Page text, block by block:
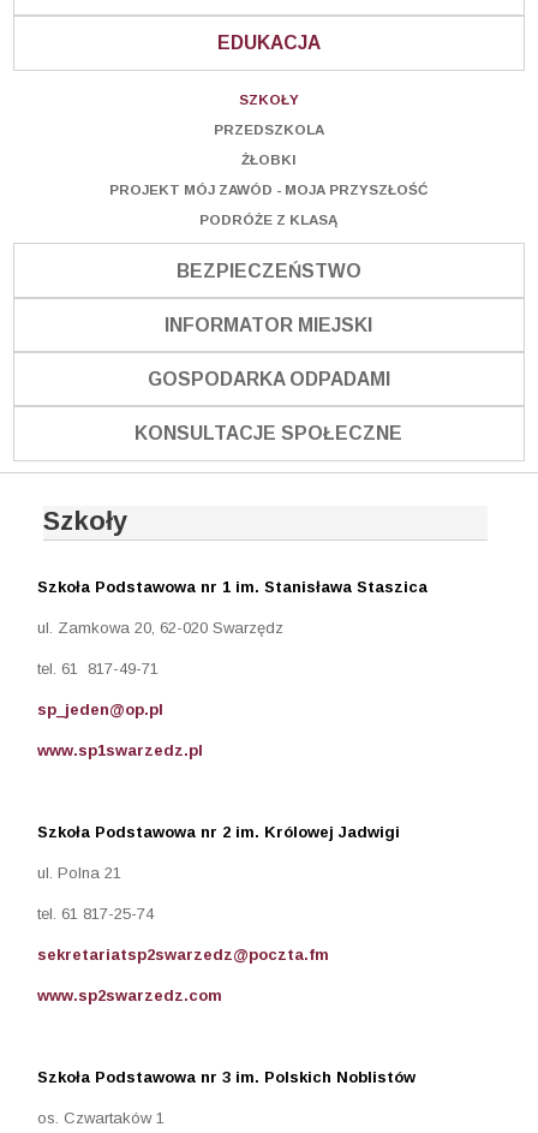
EDUKACJA
SZKOŁY
PRZEDSZKOLA
ŻŁOBKI
PROJEKT MÓJ ZAWÓD - MOJA PRZYSZŁOŚĆ
PODRÓŻE Z KLASĄ
BEZPIECZEŃSTWO
INFORMATOR MIEJSKI
GOSPODARKA ODPADAMI
KONSULTACJE SPOŁECZNE
Szkoły
Szkoła Podstawowa nr 1 im. Stanisława Staszica
ul. Zamkowa 20, 62-020 Swarzędz
tel. 61 817-49-71
sp_jeden@op.pl
www.sp1swarzedz.pl
Szkoła Podstawowa nr 2 im. Królowej Jadwigi
ul. Polna 21
tel. 61 817-25-74
sekretariatsp2swarzedz@poczta.fm
www.sp2swarzedz.com
Szkoła Podstawowa nr 3 im. Polskich Noblistów
os. Czwartaków 1